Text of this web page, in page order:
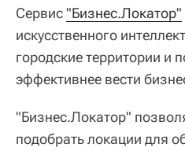
Сервис"Бизнес.Локатор"
искусственного
городские территории и
эффективнее вести
"Бизнес.Локатор"
подобрать локации для